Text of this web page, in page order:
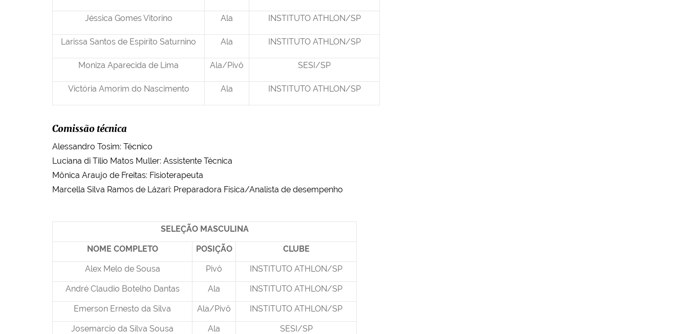
Jéssica Gomes Vitorino Ala INSTITUTO ATHLON/SP
Larissa Santos de Espírito Saturnino Ala INSTITUTO ATHLON/SP
Moniza Aparecida de Lima Ala/Pivô SESI/SP
Victória Amorim do Nascimento Ala INSTITUTO ATHLON/SP
Comissão técnica
Alessandro Tosim: Técnico
Luciana di Tilio Matos Muller: Assistente Técnica
Mônica Araujo de Freitas: Fisioterapeuta
Marcella Silva Ramos de Lázari: Preparadora Física/Analista de desempenho
SELEÇÃO MASCULINA
NOME COMPLETO POSIÇÃO CLUBE
Alex Melo de Sousa Pivô INSTITUTO ATHLON/SP
André Claudio Botelho Dantas Ala INSTITUTO ATHLON/SP
Emerson Ernesto da Silva Ala/Pivô INSTITUTO ATHLON/SP
Josemarcio da Silva Sousa Ala SESI/SP